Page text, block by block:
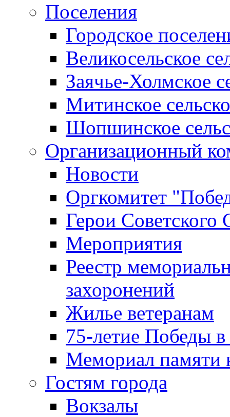
Поселения
Городское
Великосельское
Заячье-Холмское
Митинское
Шопшинское
Организационный
Новости
Оргкомитет
Герои Советского
Мероприятия
Реестр
захоронений
Жилье ветеранам
75-летие Победы
Мемориал памяти
Гостям города
Вокзалы